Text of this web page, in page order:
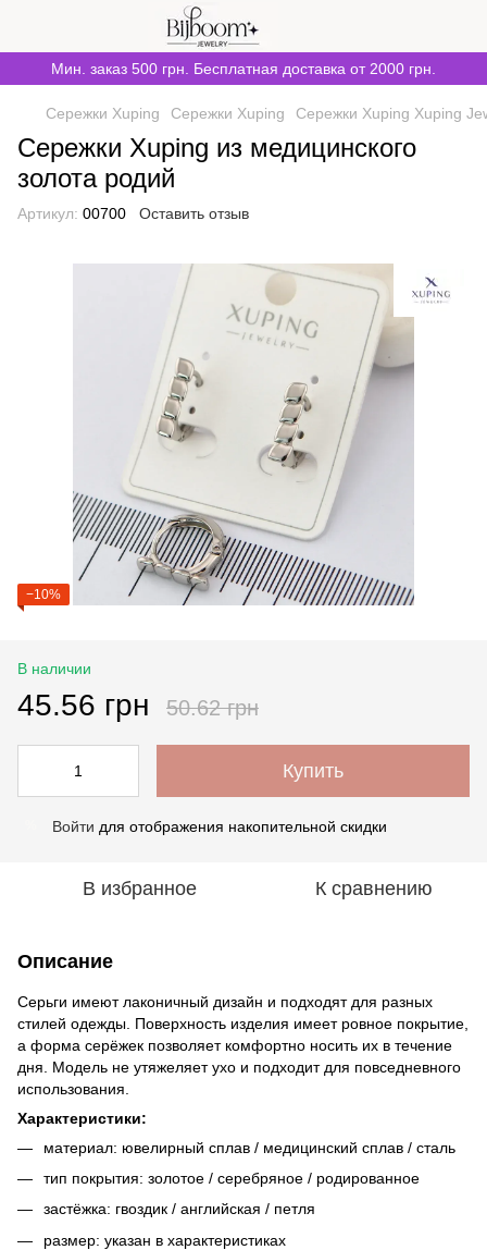
Мин. заказ 500 грн. Бесплатная доставка от 2000 грн.
Сережки Xuping Сережки Xuping Сережки Xuping Xuping
Сережки Xuping из медицинского
золота родий
Артикул: 00700 Оставить отзыв
−10%
В наличии
45.56 грн 50.62 грн
Купить
Войти для отображения накопительной скидки
В избранное К сравнению
Описание
Серьги имеют лаконичный дизайн и подходят для разных
стилей одежды. Поверхность изделия имеет ровное покрытие,
а форма серёжек позволяет комфортно носить их в течение
дня. Модель не утяжеляет ухо и подходит для повседневного
использования.
Характеристики:
материал: ювелирный сплав / медицинский сплав / сталь
тип покрытия: золотое / серебряное / родированное
застёжка: гвоздик / английская / петля
размер: указан в характеристиках